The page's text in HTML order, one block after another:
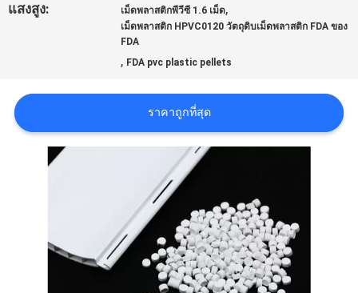
แผนผัง
เว็บไซต์
แสงสูง: เม็ดพลาสติกพีวีซี 1.6 เม็ด,
เม็ดพลาสติก HPVC0120 วัตถุดิบเม็ดพลาสติก FDA ของ
FDA
, FDA pvc plastic pellets
ราคาถูกที่สุด